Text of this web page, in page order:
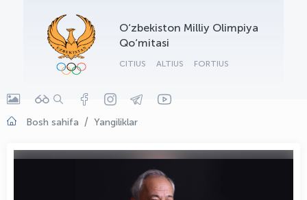
O‘zbekiston Milliy Olimpiya
Qo‘mitasi
CITIUS ALTIUS FORTIUS
Bosh sahifa Yangiliklar
OLYMPCHIK AI - yordamchi
Onlayn · olympic.uz